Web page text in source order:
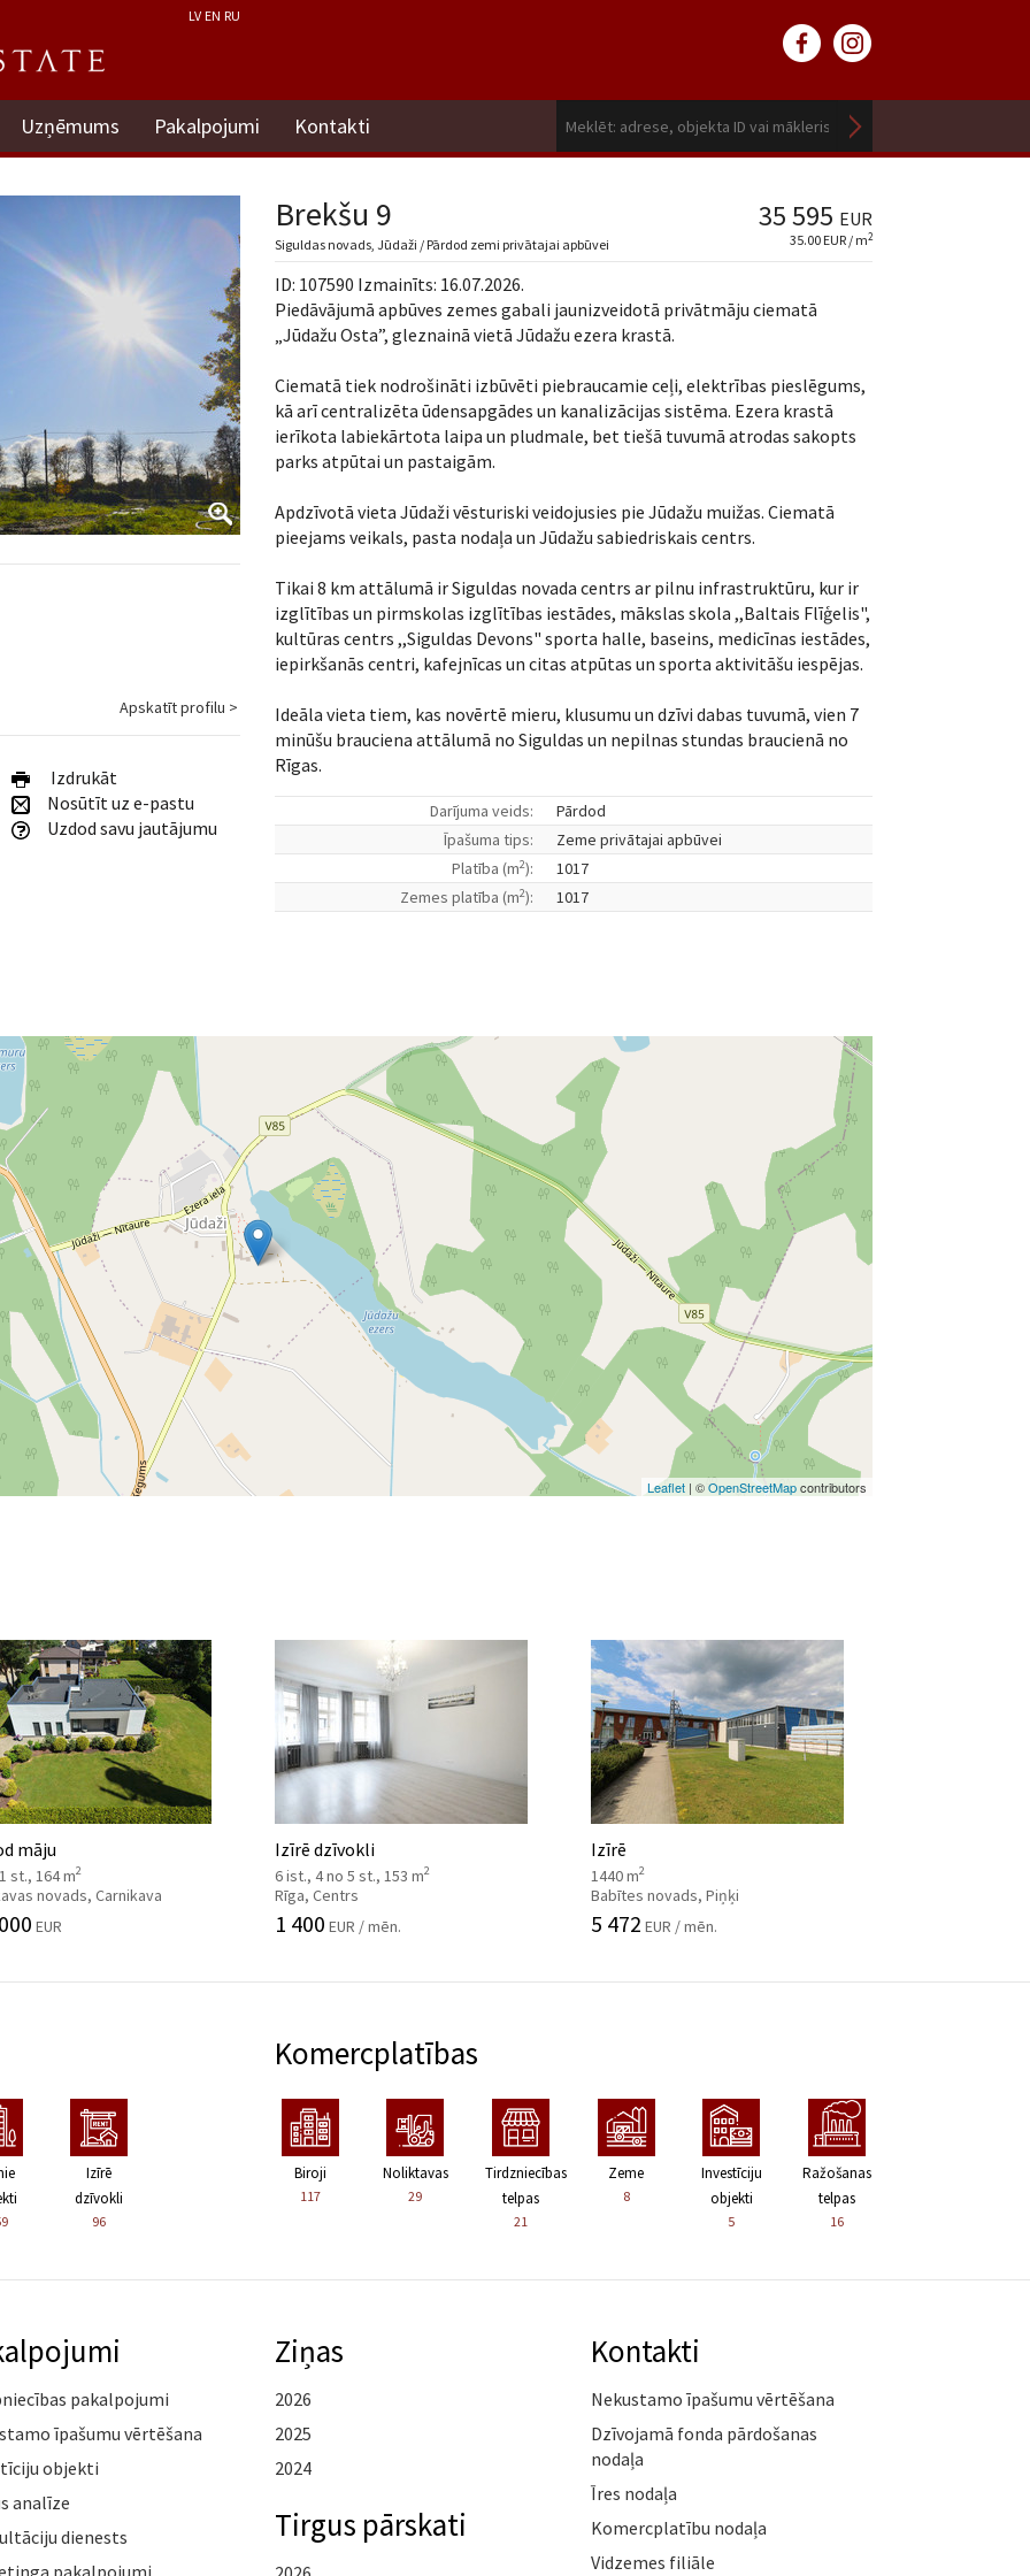
LV EN RU
Uzņēmums Pakalpojumi Kontakti
Brekšu 9 35 595 EUR
Siguldas novads, Jūdaži / Pārdod zemi privātajai apbūvei 35.00 EUR / m2
ID: 107590 Izmainīts: 16.07.2026.
Piedāvājumā apbūves zemes gabali jaunizveidotā privātmāju ciematā
„Jūdažu Osta”, gleznainā vietā Jūdažu ezera krastā.
Ciematā tiek nodrošināti izbūvēti piebraucamie ceļi, elektrības pieslēgums,
kā arī centralizēta ūdensapgādes un kanalizācijas sistēma. Ezera krastā
ierīkota labiekārtota laipa un pludmale, bet tiešā tuvumā atrodas sakopts
parks atpūtai un pastaigām.
Apdzīvotā vieta Jūdaži vēsturiski veidojusies pie Jūdažu muižas. Ciematā
pieejams veikals, pasta nodaļa un Jūdažu sabiedriskais centrs.
Tikai 8 km attālumā ir Siguldas novada centrs ar pilnu infrastruktūru, kur ir
izglītības un pirmskolas izglītības iestādes, mākslas skola ,,Baltais Flīģelis",
kultūras centrs ,,Siguldas Devons" sporta halle, baseins, medicīnas iestādes,
iepirkšanās centri, kafejnīcas un citas atpūtas un sporta aktivitāšu iespējas.
Ideāla vieta tiem, kas novērtē mieru, klusumu un dzīvi dabas tuvumā, vien 7
minūšu brauciena attālumā no Siguldas un nepilnas stundas braucienā no
Rīgas.
Darījuma veids:
Pārdod
Īpašuma tips:
Zeme privātajai apbūvei
Platība (m2):
1017
Zemes platība (m2): 1017
Apskatīt profilu >
Izdrukāt
Nosūtīt uz e-pastu
Uzdod savu jautājumu
Leaflet | ©OpenStreetMapcontributors
māju
st., 164 m2
novads, Carnikava
EUR
Izīrē dzīvokli
6 ist., 4 no 5 st., 153 m2
Rīga, Centrs
1 400 EUR / mēn.
Izīrē
1440 m2
Babītes novads, Piņķi
5 472 EUR / mēn.
Izīrē
dzīvokli
96
Komercplatības
Biroji
117
Noliktavas
29
Tirdzniecības
telpas
21
Zeme
8
Investīciju
objekti
5
Ražošanas
telpas
16
pakalpojumi
īpašumu vērtēšana
objekti
analīze
dienests
Ziņas
2026
2025
2024
Tirgus pārskati
Kontakti
Nekustamo īpašumu vērtēšana
Dzīvojamā fonda pārdošanas
nodaļa
Īres nodaļa
Komercplatību nodaļa
Vidzemes filiāle